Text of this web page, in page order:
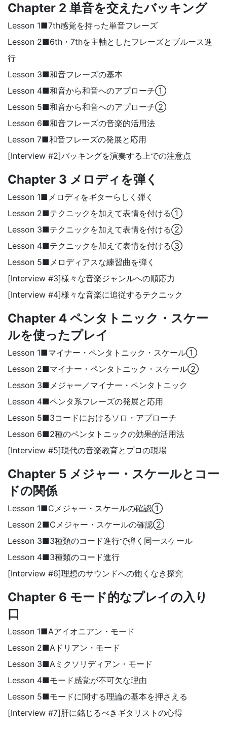
Chapter 2 単音を交えたバッキング
Lesson 1■7th感覚を持った単音フレーズ
Lesson 2■6th・7thを主軸としたフレーズとブルース進
行
Lesson 3■和音フレーズの基本
Lesson 4■和音から和音へのアプローチ①
Lesson 5■和音から和音へのアプローチ②
Lesson 6■和音フレーズの音楽的活用法
Lesson 7■和音フレーズの発展と応用
[Interview #2]バッキングを演奏する上での注意点
Chapter 3 メロディを弾く
Lesson 1■メロディをギターらしく弾く
Lesson 2■テクニックを加えて表情を付ける①
Lesson 3■テクニックを加えて表情を付ける②
Lesson 4■テクニックを加えて表情を付ける③
Lesson 5■メロディアスな練習曲を弾く
[Interview #3]様々な音楽ジャンルへの順応力
[Interview #4]様々な音楽に追従するテクニック
Chapter 4 ペンタトニック・スケー
ルを使ったプレイ
Lesson 1■マイナー・ペンタトニック・スケール①
Lesson 2■マイナー・ペンタトニック・スケール②
Lesson 3■メジャー／マイナー・ペンタトニック
Lesson 4■ペンタ系フレーズの発展と応用
Lesson 5■3コードにおけるソロ・アプローチ
Lesson 6■2種のペンタトニックの効果的活用法
[Interview #5]現代の音楽教育とプロの現場
Chapter 5 メジャー・スケールとコー
ドの関係
Lesson 1■Cメジャー・スケールの確認①
Lesson 2■Cメジャー・スケールの確認②
Lesson 3■3種類のコード進行で弾く同一スケール
Lesson 4■3種類のコード進行
[Interview #6]理想のサウンドへの飽くなき探究
Chapter 6 モード的なプレイの入り
口
Lesson 1■Aアイオニアン・モード
Lesson 2■Aドリアン・モード
Lesson 3■Aミクソリディアン・モード
Lesson 4■モード感覚が不可欠な理由
Lesson 5■モードに関する理論の基本を押さえる
[Interview #7]肝に銘じるべきギタリストの心得